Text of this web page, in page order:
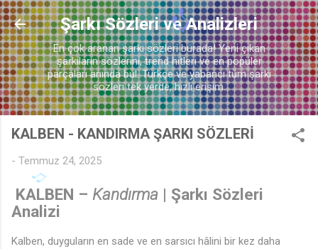
Ana içeriğe atla
Şarkı Sözleri ve Analizleri
En çok aranan şarkı sözleri burada! Yeni çıkan
şarkıların sözlerini, trend hitleri ve en popüler
parçaları anında bul. Türkçe ve yabancı tüm şarkı
sözleri tek yerde, hızlı erişim.
KALBEN - KANDIRMA ŞARKI SÖZLERİ
- Temmuz 24, 2025
KALBEN – Kandırma | Şarkı Sözleri
Analizi
Kalben, duyguların en sade ve en sarsıcı hâlini bir kez daha
♪